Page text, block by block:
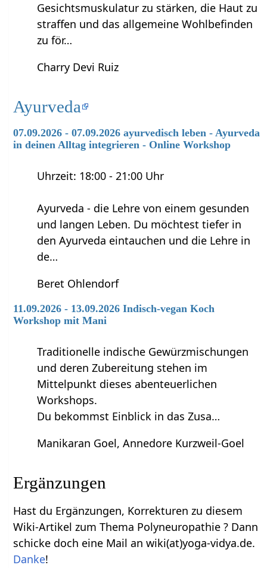
Gesichtsmuskulatur zu stärken, die Haut zu
straffen und das allgemeine Wohlbefinden
zu för…
Charry Devi Ruiz
Ayurveda
07.09.2026 - 07.09.2026 ayurvedisch leben - Ayurveda
in deinen Alltag integrieren - Online Workshop
Uhrzeit: 18:00 - 21:00 Uhr
Ayurveda - die Lehre von einem gesunden
und langen Leben. Du möchtest tiefer in
den Ayurveda eintauchen und die Lehre in
de…
Beret Ohlendorf
11.09.2026 - 13.09.2026 Indisch-vegan Koch
Workshop mit Mani
Traditionelle indische Gewürzmischungen
und deren Zubereitung stehen im
Mittelpunkt dieses abenteuerlichen
Workshops.
Du bekommst Einblick in das Zusa…
Manikaran Goel, Annedore Kurzweil-Goel
Ergänzungen
Hast du Ergänzungen, Korrekturen zu diesem
Wiki-Artikel zum Thema Polyneuropathie ? Dann
schicke doch eine Mail an wiki(at)yoga-vidya.de.
Danke!